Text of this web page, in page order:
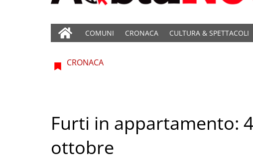
COMUNI CRONACA CULTURA & SPETTACOLI
CRONACA
Furti in appartamento:
ottobre